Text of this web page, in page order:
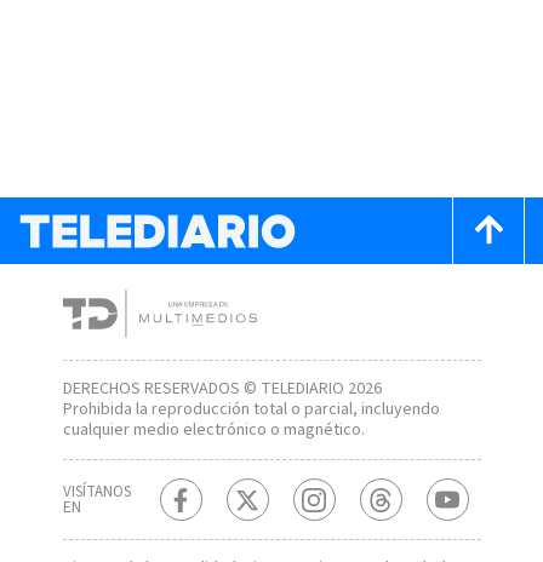
DERECHOS RESERVADOS © TELEDIARIO 2026
Prohibida la reproducción total o parcial, incluyendo
cualquier medio electrónico o magnético.
VISÍTANOS
EN